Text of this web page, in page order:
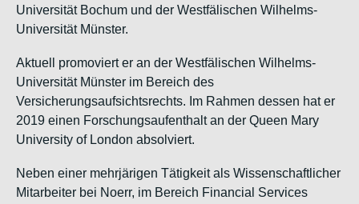
Universität Bochum und der Westfälischen Wilhelms-
Universität Münster.
Aktuell promoviert er an der Westfälischen Wilhelms-
Universität Münster im Bereich des
Versicherungsaufsichtsrechts. Im Rahmen dessen hat er
2019 einen Forschungsaufenthalt an der Queen Mary
University of London absolviert.
Neben einer mehrjärigen Tätigkeit als Wissenschaftlicher
Mitarbeiter bei Noerr, im Bereich Financial Services